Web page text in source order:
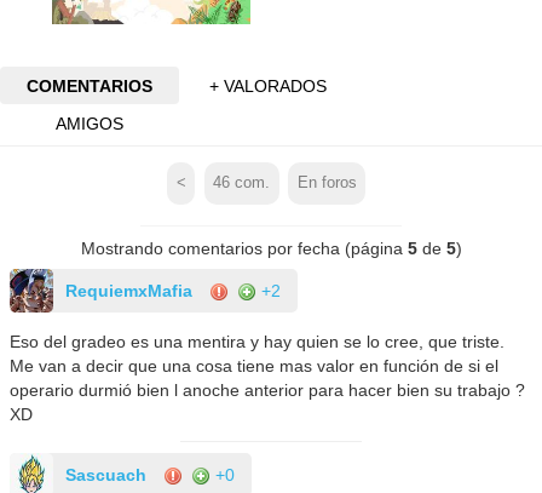
COMENTARIOS
+ VALORADOS
AMIGOS
< 46 com. En foros
Mostrando comentarios por fecha (página 5de 5)
RequiemxMafia +2
Eso del gradeo es una mentira y hay quien se lo cree, que triste.
Me van a decir que una cosa tiene mas valor en función de si el
operario durmió bien l anoche anterior para hacer bien su trabajo ?
XD
Sascuach +0